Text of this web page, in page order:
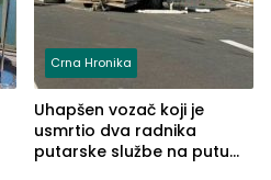
Crna Hronika
Uhapšen vozač koji je
usmrtio dva radnika
putarske službe na putu